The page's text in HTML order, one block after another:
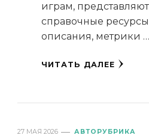
играм,
справочные
описания, метрики …
ЧИТАТЬ ДАЛЕЕ
27 МАЯ 2026 АВТОРУБРИКА